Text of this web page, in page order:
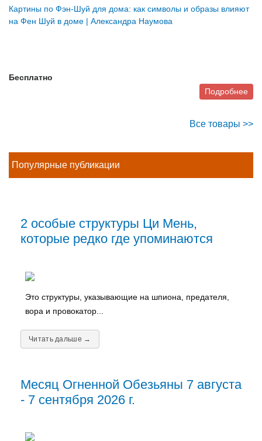
Картины по Фэн-Шуй для дома: как символы и образы влияют
на Фен Шуй в доме | Александра Наумова
Бесплатно
Подробнее
Все товары >>
Популярные публикации
2 особые структуры Ци Мень,
которые редко где упоминаются
Это структуры, указывающие на шпиона, предателя,
вора и провокатор...
Читать дальше →
Месяц Огненной Обезьяны 7 августа
- 7 сентября 2026 г.